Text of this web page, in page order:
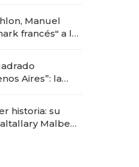
Manuel
francés" a la
Aires”: la
historia: su
Malbec